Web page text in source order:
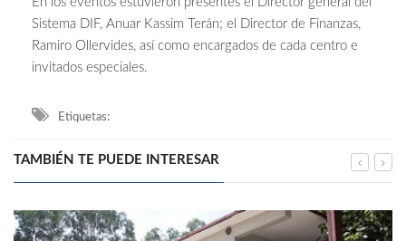
Sistema DIF, Anuar Kassim Terán; el Director de Finanzas,
Ramiro Ollervides, así como encargados de cada centro e
invitados especiales.
Etiquetas:
TAMBIÉN TE PUEDE INTERESAR